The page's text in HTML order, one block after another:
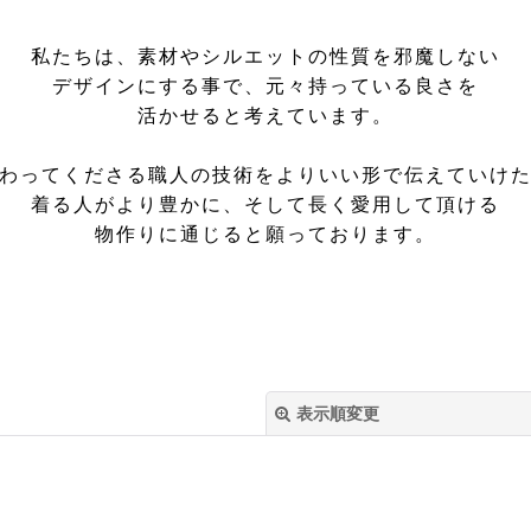
私たちは、​素材やシルエットの性質を邪魔しない
デザインにする事で、元々持っている良さを
活かせると考えています。
ってくださる職人の技術をよりいい形で伝えていけた
着る人がより豊かに、そして長く愛用して頂ける
物作りに通じると願っております。
表示順変更